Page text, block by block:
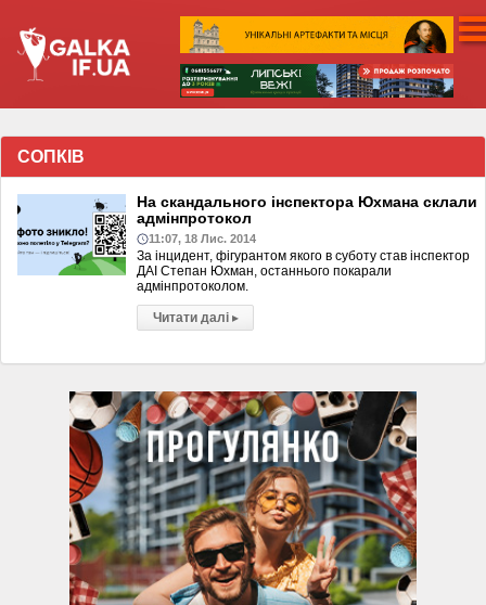
СОПКІВ
На скандального інспектора Юхмана склали
адмінпротокол
11:07, 18 Лис. 2014
За інцидент, фігурантом якого в суботу став інспектор
ДАІ Степан Юхман, останнього покарали
адмінпротоколом.
Читати далі ▸